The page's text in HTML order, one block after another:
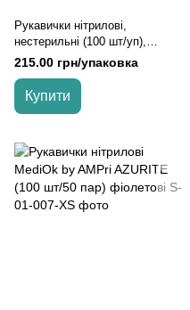
Рукавички нітрилові,
нестерильні (100 шт/уп),
MediOk Nitrile, Чорний, L
215.00 грн/упаковка
Купити